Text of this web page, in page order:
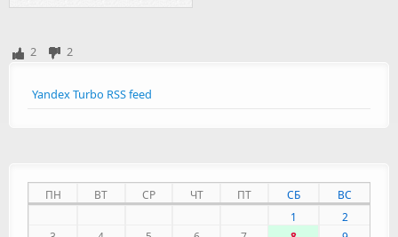
2 2
Yandex Turbo RSS feed
ПН ВТ СР ЧТ ПТ СБ
ВС
1
2